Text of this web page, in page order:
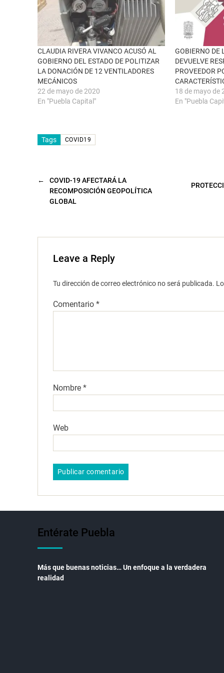
n
n
a
n
u
e
v
a
)
e
b
o
o
k
S
e
a
b
r
e
e
n
u
n
t
a
n
v
)
CLAUDIA RIVERA VIVANCO ACUSÓ AL
GOBIERNO DEL ESTADO DE POLITIZAR
LA DONACIÓN DE 12 VENTILADORES
MECÁNICOS
22 de mayo de 2020
En "Puebla Capital"
GOBIERNO DE
DEVUELVE
PROVEEDOR
18 de mayo de
En "Puebla
Tags COVID19
←
COVID-19 AFECTARÁ LA
RECOMPOSICIÓN GEOPOLÍTICA
GLOBAL
Leave a Reply
Tu dirección de correo electrónico no será publicada.
Comentario *
Nombre *
Web
Entérate Puebla
Más que buenas noticias… Un enfoque a la verdadera
realidad